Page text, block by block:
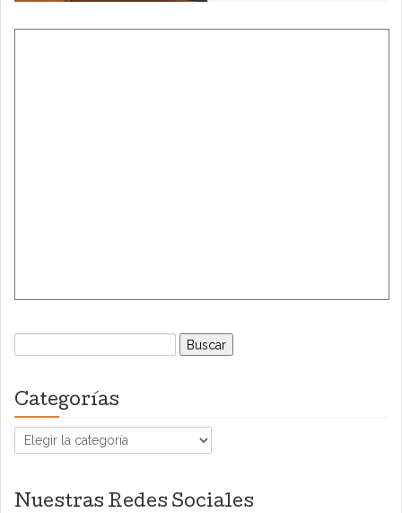
Buscar:
Categorías
Categorías
Nuestras Redes Sociales